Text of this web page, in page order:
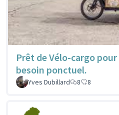
Prêt de Vélo-cargo pour
besoin ponctuel.
Yves Dubillard
8 8